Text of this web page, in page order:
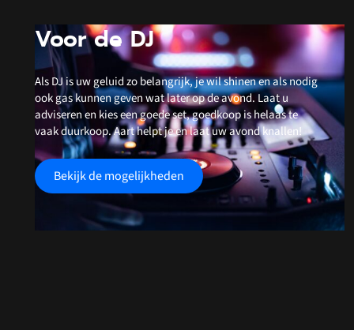
Voor de DJ
Als DJ is uw geluid zo belangrijk, je wil shinen en als nodig
ook gas kunnen geven wat later op de avond. Laat u
adviseren en kies een goede set, goedkoop is helaas te
vaak duurkoop. Aart helpt je en laat uw avond knallen!
Bekijk de mogelijkheden